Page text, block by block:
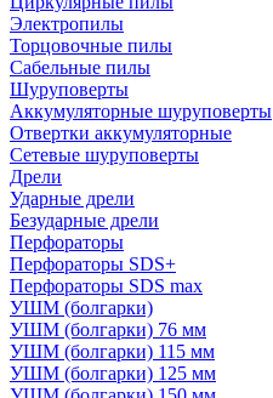
Электропилы
Торцовочные пилы
Сабельные пилы
Шуруповерты
Аккумуляторные шуруповерты
Отвертки аккумуляторные
Сетевые шуруповерты
Дрели
Ударные дрели
Безударные дрели
Перфораторы
Перфораторы SDS+
Перфораторы SDS max
УШМ (болгарки)
УШМ (болгарки) 76 мм
УШМ (болгарки) 115 мм
УШМ (болгарки) 125 мм